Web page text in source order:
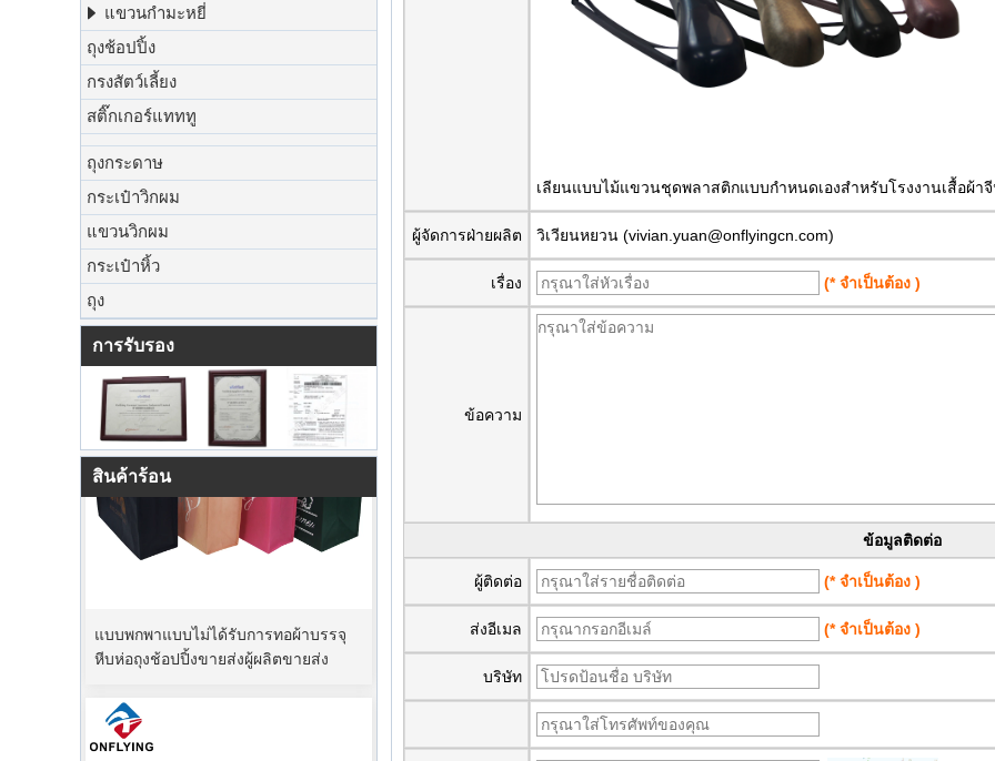
แขวนกำมะหยี่
ถุงช้อปปิ้ง
กรงสัตว์เลี้ยง
สติ๊กเกอร์แทททู
ถุงกระดาษ
กระเป๋าวิกผม
แขวนวิกผม
กระเป๋าหิ้ว
ถุง
การรับรอง
สินค้าร้อน
หีบห่อถุงช้อปปิ้งขายส่งผู้ผลิตขายส่ง
เลียนแบบไม้แขวนชุดพลาสติกแบบกำหนดเองสำหรับโรงงานเสื้อผ้า
ผู้จัดการฝ่ายผลิต วิเวียนหยวน (vivian.yuan@onflyingcn.com)
เรื่อง (* จำเป็นต้อง )
ข้อความ
ข้อมูลติดต่อ
ผู้ติดต่อ (* จำเป็นต้อง )
ส่งอีเมล (* จำเป็นต้อง )
บริษัท